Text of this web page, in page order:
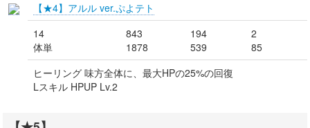
【★4】アルル ver.ぷよテト
14
体単
843
1878
194
539
2
85
ヒーリング 味方全体に、最大HPの25%の回復
Lスキル HPUP Lv.2